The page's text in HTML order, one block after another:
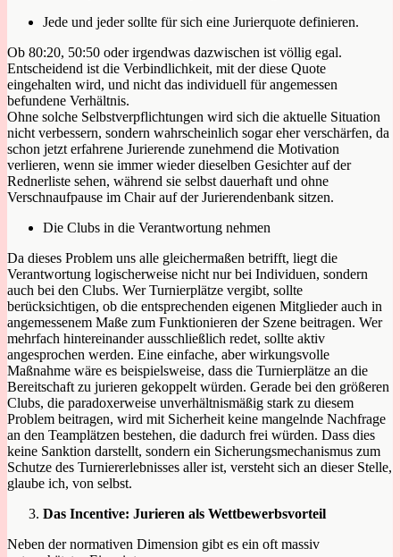
Jede und jeder sollte für sich eine Jurierquote definieren.
Ob 80:20, 50:50 oder irgendwas dazwischen ist völlig egal.
Entscheidend ist die Verbindlichkeit, mit der diese Quote
eingehalten wird, und nicht das individuell für angemessen
befundene Verhältnis.
Ohne solche Selbstverpflichtungen wird sich die aktuelle Situation
nicht verbessern, sondern wahrscheinlich sogar eher verschärfen, da
schon jetzt erfahrene Jurierende zunehmend die Motivation
verlieren, wenn sie immer wieder dieselben Gesichter auf der
Rednerliste sehen, während sie selbst dauerhaft und ohne
Verschnaufpause im Chair auf der Jurierendenbank sitzen.
Die Clubs in die Verantwortung nehmen
Da dieses Problem uns alle gleichermaßen betrifft, liegt die
Verantwortung logischerweise nicht nur bei Individuen, sondern
auch bei den Clubs. Wer Turnierplätze vergibt, sollte
berücksichtigen, ob die entsprechenden eigenen Mitglieder auch in
angemessenem Maße zum Funktionieren der Szene beitragen. Wer
mehrfach hintereinander ausschließlich redet, sollte aktiv
angesprochen werden. Eine einfache, aber wirkungsvolle
Maßnahme wäre es beispielsweise, dass die Turnierplätze an die
Bereitschaft zu jurieren gekoppelt würden. Gerade bei den größeren
Clubs, die paradoxerweise unverhältnismäßig stark zu diesem
Problem beitragen, wird mit Sicherheit keine mangelnde Nachfrage
an den Teamplätzen bestehen, die dadurch frei würden. Dass dies
keine Sanktion darstellt, sondern ein Sicherungsmechanismus zum
Schutze des Turniererlebnisses aller ist, versteht sich an dieser Stelle,
glaube ich, von selbst.
Das Incentive: Jurieren als Wettbewerbsvorteil
Neben der normativen Dimension gibt es ein oft massiv